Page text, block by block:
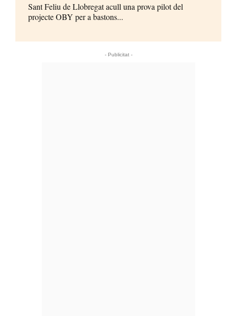
Sant Feliu de Llobregat acull una prova pilot del
projecte OBY per a bastons...
- Publicitat -